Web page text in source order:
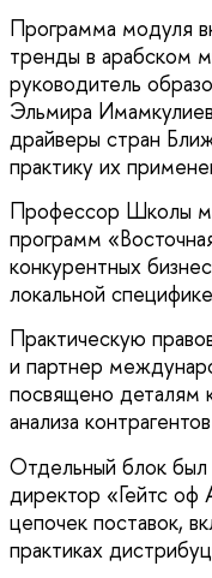
Программа модуля
тренды в арабском
руководитель
Эльмира
драйверы стран
практику их
Профессор Школы
программ
конкурентных
локальной
Практическую
и партнер
посвящено деталям
анализа
Отдельный блок был
директор «Гейтс оф
цепочек поставок,
практиках